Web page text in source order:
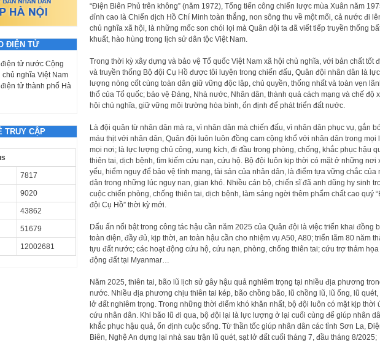
“Điện Biên Phủ trên không” (năm 1972), Tổng tiến công chiến lược mùa Xuân năm
đỉnh cao là Chiến dịch Hồ Chí Minh toàn thắng, non sông thu về một mối, cả nước đi
chủ nghĩa xã hội, là những mốc son chói lọi mà Quân đội ta đã viết tiếp truyền thống
khuất, hào hùng trong lịch sử dân tộc Việt Nam.
Trong thời kỳ xây dựng và bảo vệ Tổ quốc Việt Nam xã hội chủ nghĩa, với bản chất tốt
và truyền thống Bộ đội Cụ Hồ được tôi luyện trong chiến đấu, Quân đội nhân dân là lực
lượng nòng cốt cùng toàn dân giữ vững độc lập, chủ quyền, thống nhất và toàn vẹn
thổ của Tổ quốc; bảo vệ Đảng, Nhà nước, Nhân dân, thành quả cách mạng và chế độ
hội chủ nghĩa, giữ vững môi trường hòa bình, ổn định để phát triển đất nước.
Là đội quân từ nhân dân mà ra, vì nhân dân mà chiến đấu, vì nhân dân phục vụ, gắn
máu thịt với nhân dân, Quân đội luôn luôn đồng cam cộng khổ với nhân dân trong mọi
mọi nơi; là lực lượng chủ công, xung kích, đi đầu trong phòng, chống, khắc phục hậu
thiên tai, dịch bệnh, tìm kiếm cứu nạn, cứu hộ. Bộ đội luôn kịp thời có mặt ở những nơi
yếu, hiểm nguy để bảo vệ tính mạng, tài sản của nhân dân, là điểm tựa vững chắc của
dân trong những lúc nguy nan, gian khó. Nhiều cán bộ, chiến sĩ đã anh dũng hy sinh
cuộc chiến phòng, chống thiên tai, dịch bệnh, làm sáng ngời thêm phẩm chất cao quý
đội Cụ Hồ” thời kỳ mới.
Dấu ấn nổi bật trong công tác hậu cần năm 2025 của Quân đội là việc triển khai đồng
toàn diện, đầy đủ, kịp thời, an toàn hậu cần cho nhiệm vụ A50, A80; triển lãm 80 năm
tựu đất nước; các hoạt động cứu hộ, cứu nạn, phòng, chống thiên tai; cứu trợ thảm họa
động đất tại Myanmar…
Năm 2025, thiên tai, bão lũ lịch sử gây hậu quả nghiêm trọng tại nhiều địa phương
nước. Nhiều địa phương chịu thiên tai kép, bão chồng bão, lũ chồng lũ, lũ ống, lũ quét,
lở đất nghiêm trọng. Trong những thời điểm khó khăn nhất, bộ đội luôn có mặt kịp thời
cứu nhân dân. Khi bão lũ đi qua, bộ đội lại là lực lượng ở lại cuối cùng để giúp nhân
khắc phục hậu quả, ổn định cuộc sống. Từ thần tốc giúp nhân dân các tỉnh Sơn La,
Biên, Nghệ An dựng lại nhà sau trận lũ quét, sạt lở đất cuối tháng 7, đầu tháng 8/2025;
ĐIỆN TỬ
tử nước Cộng
chủ nghĩa Việt Nam
tử thành phố Hà
TRUY CẬP
7817
9020
43862
51679
12002681